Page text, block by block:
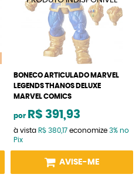
BONECO ARTICULADO MARVEL
LEGENDS THANOS DELUXE
MARVEL COMICS
por R$ 391,93
à vista R$ 380,17 economize 3% no
Pix
AVISE-ME